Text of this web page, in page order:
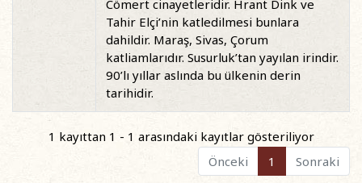
Cömert cinayetleridir. Hrant Dink ve
Tahir Elçi’nin katledilmesi bunlara
dahildir. Maraş, Sivas, Çorum
katliamlarıdır. Susurluk’tan yayılan irindir.
90’lı yıllar aslında bu ülkenin derin
tarihidir.
1 kayıttan 1 - 1 arasındaki kayıtlar gösteriliyor
Önceki
1 Sonraki